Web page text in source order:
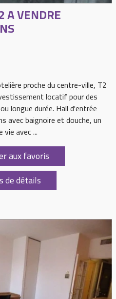
A VENDRE
proche du centre-ville, T2
locatif pour des
longue durée. Hall d'entrée
avec baignoire et douche, un
vie avec ...
aux favoris
de détails